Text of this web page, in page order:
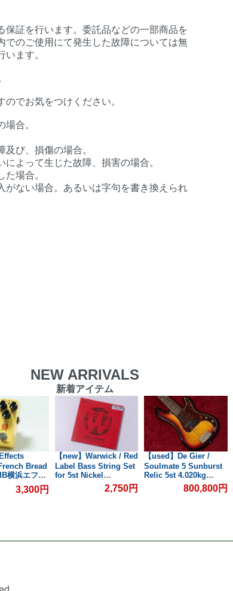
証を行います。委託品などの一部商品を
でのご使用にて発生した故障については無
ます。
でお気をつけください。
合。
び、損傷の場合。
よって生じた故障、損害の場合。
場合。
がない場合。あるいは字句を書き換えられ
NEW ARRIVALS
新着アイテム
Bread
横浜エフェ
3,300円
【new】Warwick / Red
Label Bass String Set
for 5st Nickel
045/135【GIB兵庫】
2,750円
【used】De Gier /
Soulmate 5 Sunburst
Relic 5st 4.020kg
#147【委託品】【GIB
800,800円